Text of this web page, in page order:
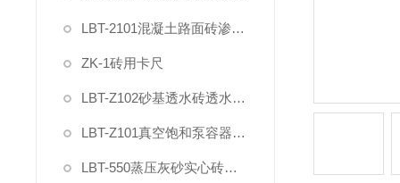
LBT-2101混凝土路面砖渗透率测试仪
ZK-1砖用卡尺
LBT-Z102砂基透水砖透水速率测试仪
LBT-Z101真空饱和泵容器装置试验桶
LBT-550蒸压灰砂实心砖干燥收缩率快速试验仪装置